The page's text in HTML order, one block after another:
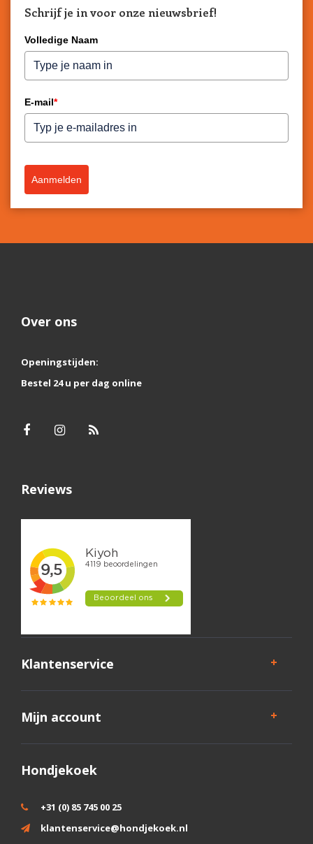
Schrijf je in voor onze nieuwsbrief!
Volledige Naam
E-mail*
Aanmelden
Over ons
Openingstijden:
Bestel 24 u per dag online
Reviews
Klantenservice
Mijn account
Hondjekoek
+31 (0) 85 745 00 25
klantenservice@hondjekoek.nl